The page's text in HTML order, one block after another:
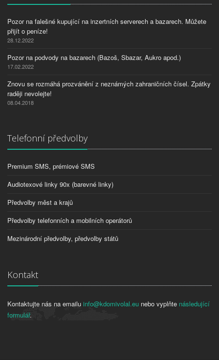
Pozor na falešné kupující na inzertních serverech a bazarech. Můžete
přijít o peníze!
28.12.2022
Pozor na podvody na bazarech (Bazoš, Sbazar, Aukro apod.)
17.02.2022
Znovu se rozmáhá prozvánění z neznámých zahraničních čísel. Zpátky
raději nevolejte!
08.04.2018
Telefonní předvolby
Premium SMS, prémiové SMS
Audiotexové linky 90x (barevné linky)
Předvolby měst a krajů
Předvolby telefonních a mobilních operátorů
Mezinárodní předvolby, předvolby států
Kontakt
Kontaktujte nás na emailu info@kdomivolal.eu nebo vyplňte následující
formulář.